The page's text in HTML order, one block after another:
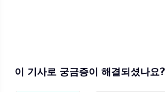
이 기사로 궁금증이 해결되셨나요?